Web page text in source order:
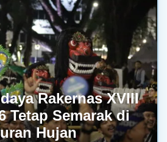
Rakernas XVIII
Tetap Semarak di
Hujan